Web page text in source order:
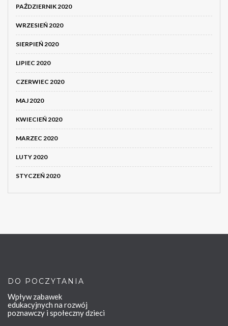
PAŹDZIERNIK 2020
WRZESIEŃ 2020
SIERPIEŃ 2020
LIPIEC 2020
CZERWIEC 2020
MAJ 2020
KWIECIEŃ 2020
MARZEC 2020
LUTY 2020
STYCZEŃ 2020
DO POCZYTANIA
Wpływ zabawek
edukacyjnych na rozwój
poznawczy i społeczny dzieci